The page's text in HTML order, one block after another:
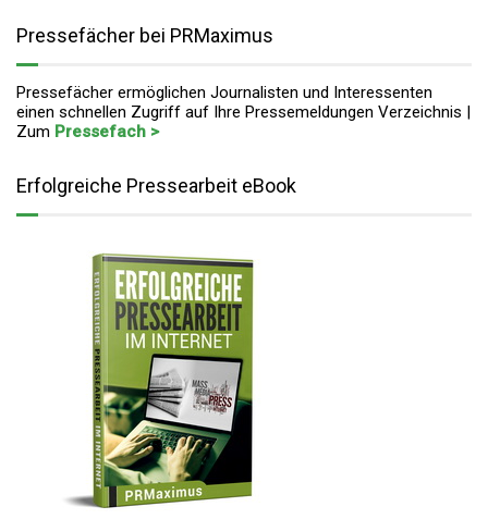
Pressefächer bei PRMaximus
Pressefächer ermöglichen Journalisten und Interessenten
einen schnellen Zugriff auf Ihre Pressemeldungen Verzeichnis |
Zum Pressefach >
Erfolgreiche Pressearbeit eBook